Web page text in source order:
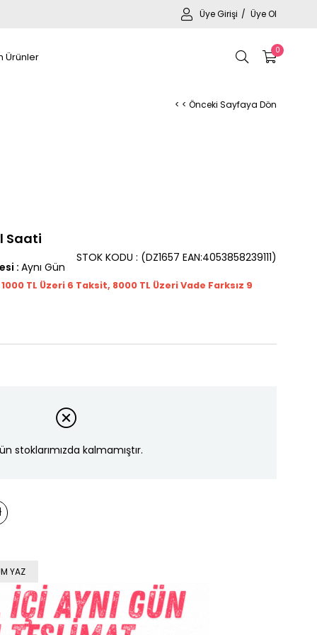
Üye Girişi Üye Ol
0
Ürünler
< < Önceki Sayfaya Dön
Saati
(DZ1657 EAN:4053858239111)
STOK KODU
: Aynı Gün
TL Üzeri 6 Taksit, 8000 TL Üzeri Vade Farksız 9
stoklarımızda kalmamıştır.
YAZ